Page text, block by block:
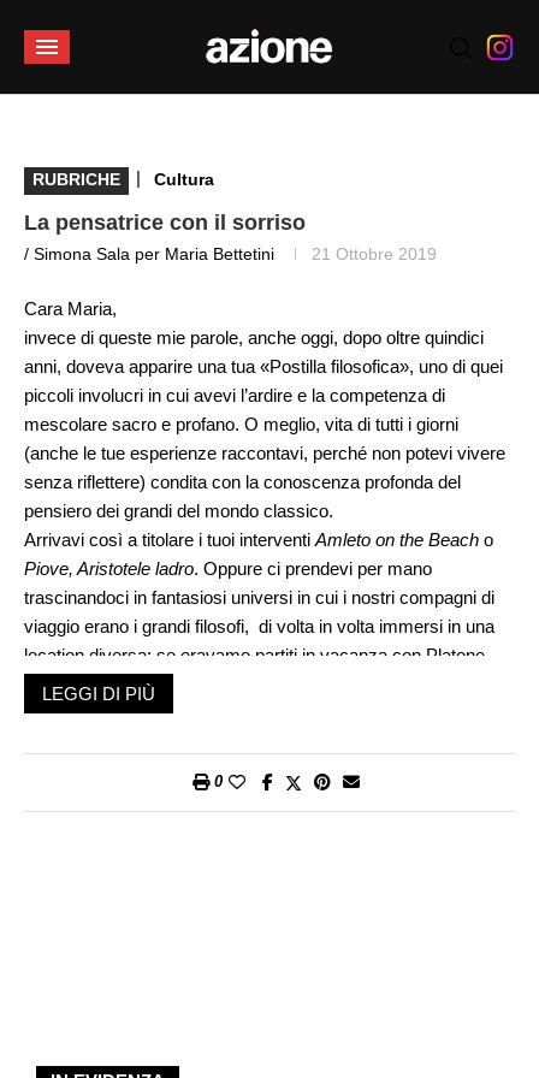
RUBRICHE | Cultura
La pensatrice con il sorriso
/ Simona Sala per Maria Bettetini 21 Ottobre 2019
Cara Maria,
invece di queste mie parole, anche oggi, dopo oltre quindici
anni, doveva apparire una tua «Postilla filosofica», uno di quei
piccoli involucri in cui avevi l’ardire e la competenza di
mescolare sacro e profano. O meglio, vita di tutti i giorni
(anche le tue esperienze raccontavi, perché non potevi vivere
senza riflettere) condita con la conoscenza profonda del
pensiero dei grandi del mondo classico.
Arrivavi così a titolare i tuoi interventi Amleto on the Beach o
Piove, Aristotele ladro. Oppure ci prendevi per mano
trascinandoci in fantasiosi universi in cui i nostri compagni di
viaggio erano i grandi filosofi, di volta in volta immersi in una
location diversa: se eravamo partiti in vacanza con Platone,
l’avremmo visto «attento a trovare l’immagine delle idee eterne
che ha davanti, il Grand Canyon o il bed&breakfast»; se
avremmo incontrato Socrate che «ha smesso di chiedere ai
LEGGI DI PIÙ
0